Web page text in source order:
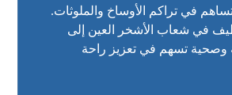
تساهم في تراكم الأوساخ والملوثات.
في شعاب الأشخر العين إلى
وصحية تسهم في تعزيز راحة